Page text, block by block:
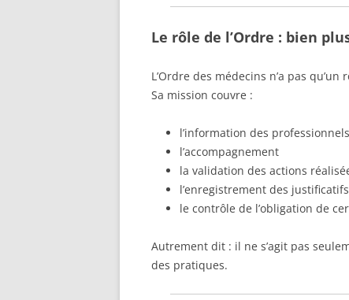
Le rôle de l’Ordre : bien
L’Ordre des médecins n’a pas
Sa mission couvre :
l’information des professionnels
l’accompagnement
la validation des actions
l’enregistrement des justificatifs
le contrôle de l’obligation de
Autrement dit : il ne s’agit pas
des pratiques.